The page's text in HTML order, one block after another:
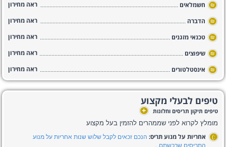
₪ חשמלאים ראה מחירון
₪ הדברה ראה מחירון
₪ טכנאי מזגנים ראה מחירון
₪ שיפוצים ראה מחירון
₪ אינסטלטורים ראה מחירון
טיפים לבעלי מקצוע
טיפים תיקון תריסים וחלונות +
מומלץ לקרוא לפני שממהרים להזמין בעל מקצוע
:) אחריות על מנוע תריס: הנכם זכאים לקבל שלוש שנות אחריות על מנוע
התריסים שרכשתם...